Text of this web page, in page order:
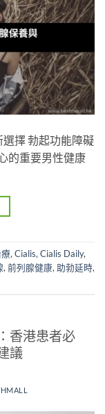
擇 勃起功能障礙
的重要男性健康
,Cialis,Cialis Daily,
,前列腺健康,助勃延時,
香港患者必
議